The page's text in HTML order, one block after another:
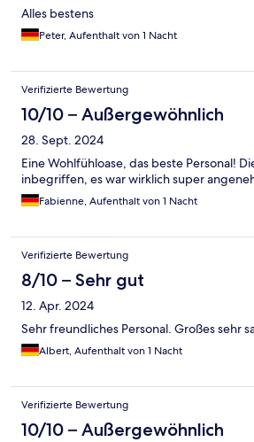
Alles bestens
Peter, Aufenthalt von 1 Nacht
Verifizierte Bewertung
10/10 – Außergewöhnlich
28. Sept. 2024
Eine Wohlfühloase, das beste Personal!
inbegriffen, es war wirklich super
Fabienne, Aufenthalt von 1 Nacht
Verifizierte Bewertung
8/10 – Sehr gut
12. Apr. 2024
Sehr freundliches Personal. Großes sehr
Albert, Aufenthalt von 1 Nacht
Verifizierte Bewertung
10/10 – Außergewöhnlich